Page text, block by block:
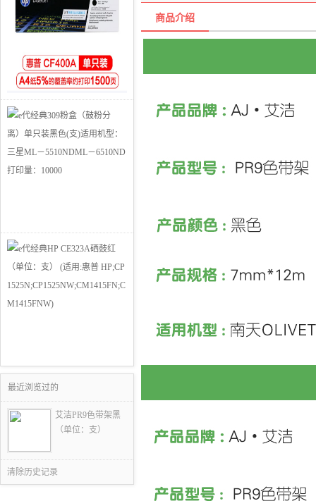
最近浏览过的
艾洁PR9色带架黑
（单位：支）
清除历史记录
商品介绍